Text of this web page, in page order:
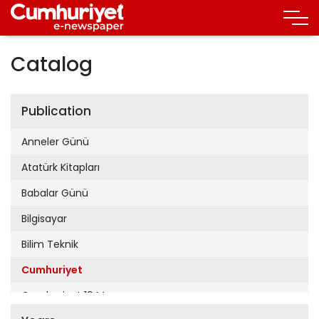
Catalog
Publication
Anneler Günü
Atatürk Kitapları
Babalar Günü
Bilgisayar
Bilim Teknik
Cumhuriyet
Cumhuriyet 19 Mayıs